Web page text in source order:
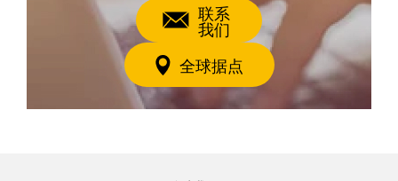
联系
我们
全球据点